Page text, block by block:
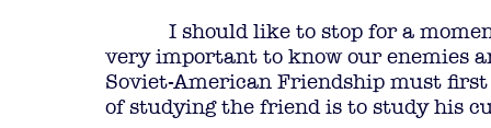
I should like to stop for a
very important to know our enemies
Soviet-American Friendship must
of studying the friend is to study his